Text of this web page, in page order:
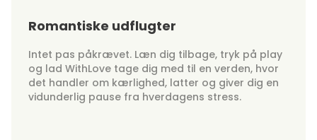
Romantiske udflugter
Intet pas påkrævet. Læn dig tilbage, tryk på play
og lad WithLove tage dig med til en verden, hvor
det handler om kærlighed, latter og giver dig en
vidunderlig pause fra hverdagens stress.